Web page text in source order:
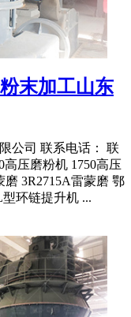
末加工山东
公司 联系电话： 联
压磨粉机 1750高压
磨 3R2715A雷蒙磨 鄂
环链提升机 ...